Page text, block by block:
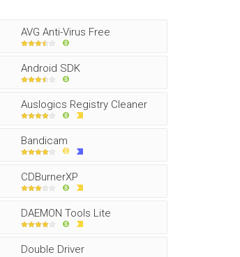
AVG Anti-Virus Free
Android SDK
Auslogics Registry Cleaner
Bandicam
CDBurnerXP
DAEMON Tools Lite
Double Driver